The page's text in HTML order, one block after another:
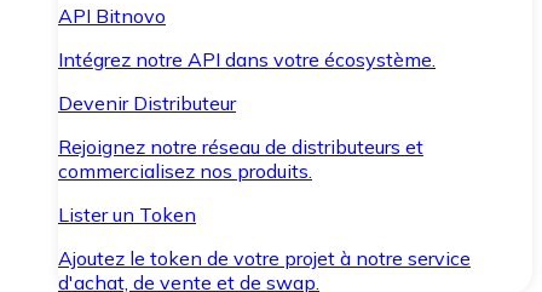
API Bitnovo
Intégrez notre API dans votre écosystème.
Devenir Distributeur
Rejoignez notre réseau de distributeurs et
commercialisez nos produits.
Lister un Token
Ajoutez le token de votre projet à notre service
d'achat, de vente et de swap.